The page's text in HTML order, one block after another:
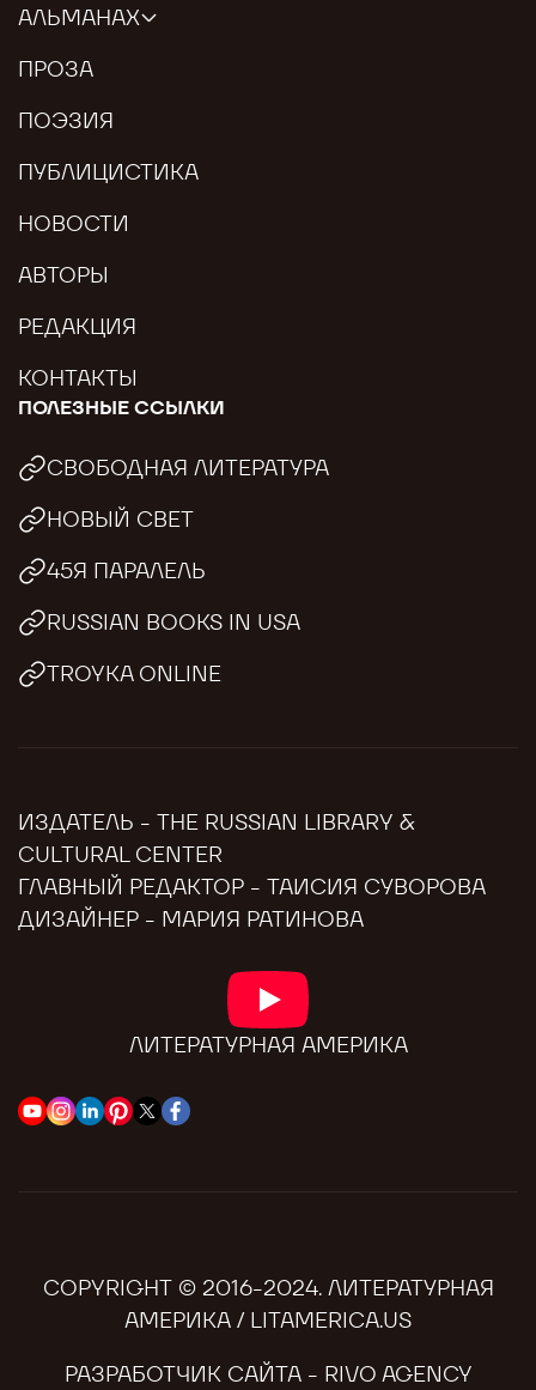
АЛЬМАНАХ
ПРОЗА
ПОЭЗИЯ
ПУБЛИЦИСТИКА
НОВОСТИ
АВТОРЫ
РЕДАКЦИЯ
КОНТАКТЫ
ПОЛЕЗНЫЕ ССЫЛКИ
СВОБОДНАЯ ЛИТЕРАТУРА
НОВЫЙ СВЕТ
45Я ПАРАЛЕЛЬ
RUSSIAN BOOKS IN USA
TROYKA ONLINE
ИЗДАТЕЛЬ - THE RUSSIAN LIBRARY &
CULTURAL CENTER
ГЛАВНЫЙ РЕДАКТОР - ТАИСИЯ СУВОРОВА
ДИЗАЙНЕР - МАРИЯ РАТИНОВА
ЛИТЕРАТУРНАЯ АМЕРИКА
COPYRIGHT © 2016-2024. ЛИТЕРАТУРНАЯ
АМЕРИКА / LITAMERICA.US
РАЗРАБОТЧИК САЙТА - RIVO AGENCY